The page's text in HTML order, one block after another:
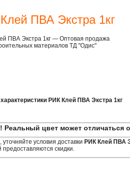
ПВА Экстра 1кг
РИК Клей ПВА Экстра 1кг
Реальный цвет может отличаться
уточняйте условия доставки РИК Клей ПВА
предоставляются скидки.